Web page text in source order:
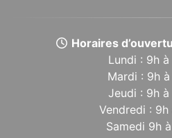
Horaires
Lundi : 9h à
Mardi : 9h à
Jeudi : 9h à
Vendredi : 9h
Samedi 9h